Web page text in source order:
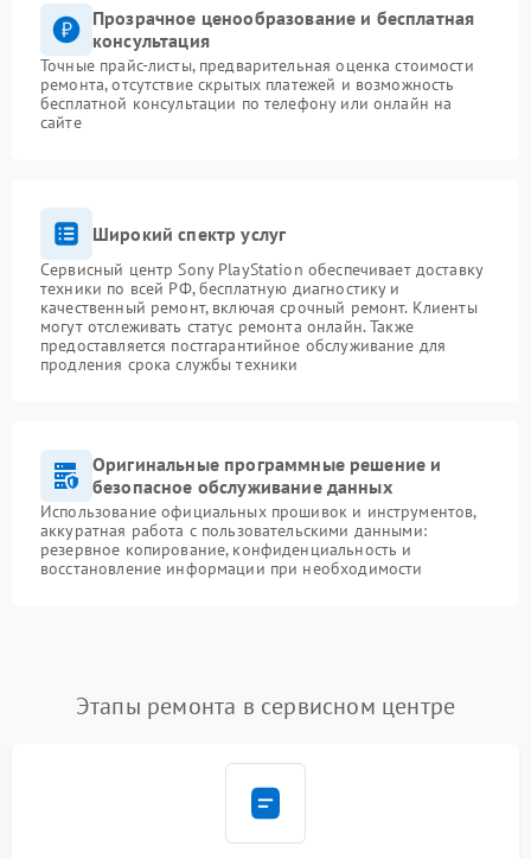
Прозрачное ценообразование и бесплатная
консультация
Точные прайс-листы, предварительная оценка стоимости
ремонта, отсутствие скрытых платежей и возможность
бесплатной консультации по телефону или онлайн на
сайте
Широкий спектр услуг
Сервисный центр Sony PlayStation обеспечивает доставку
техники по всей РФ, бесплатную диагностику и
качественный ремонт, включая срочный ремонт. Клиенты
могут отслеживать статус ремонта онлайн. Также
предоставляется постгарантийное обслуживание для
продления срока службы техники
Оригинальные программные решение и
безопасное обслуживание данных
Использование официальных прошивок и инструментов,
аккуратная работа с пользовательскими данными:
резервное копирование, конфиденциальность и
восстановление информации при необходимости
Этапы ремонта в сервисном центре